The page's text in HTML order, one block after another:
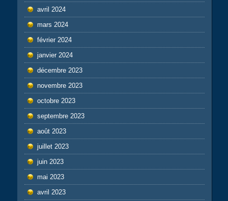
avril 2024
mars 2024
février 2024
janvier 2024
décembre 2023
novembre 2023
octobre 2023
septembre 2023
août 2023
juillet 2023
juin 2023
mai 2023
avril 2023